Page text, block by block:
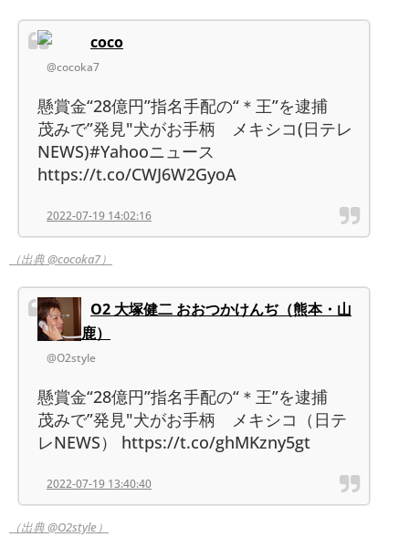
coco
@cocoka7
懸賞金“28億円”指名手配の“＊王”を逮捕
茂みで”発見"犬がお手柄 メキシコ(日テレ
NEWS)#Yahooニュース
https://t.co/CWJ6W2GyoA
2022-07-19 14:02:16
（出典 @cocoka7）
O2 大塚健二 おおつかけんぢ（熊本・山
鹿）
@O2style
懸賞金“28億円”指名手配の“＊王”を逮捕
茂みで”発見"犬がお手柄 メキシコ（日テ
レNEWS） https://t.co/ghMKzny5gt
2022-07-19 13:40:40
（出典 @O2style）